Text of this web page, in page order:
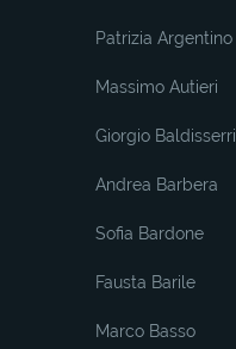
Patrizia Argentino
Massimo Autieri
Giorgio Baldisserri
Andrea Barbera
Sofia Bardone
Fausta Barile
Marco Basso